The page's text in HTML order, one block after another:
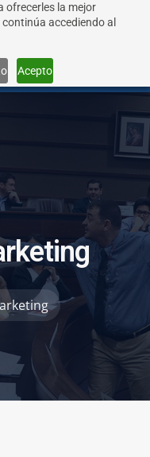
ofrecerles la mejor
accediendo al
Acepto
rketing